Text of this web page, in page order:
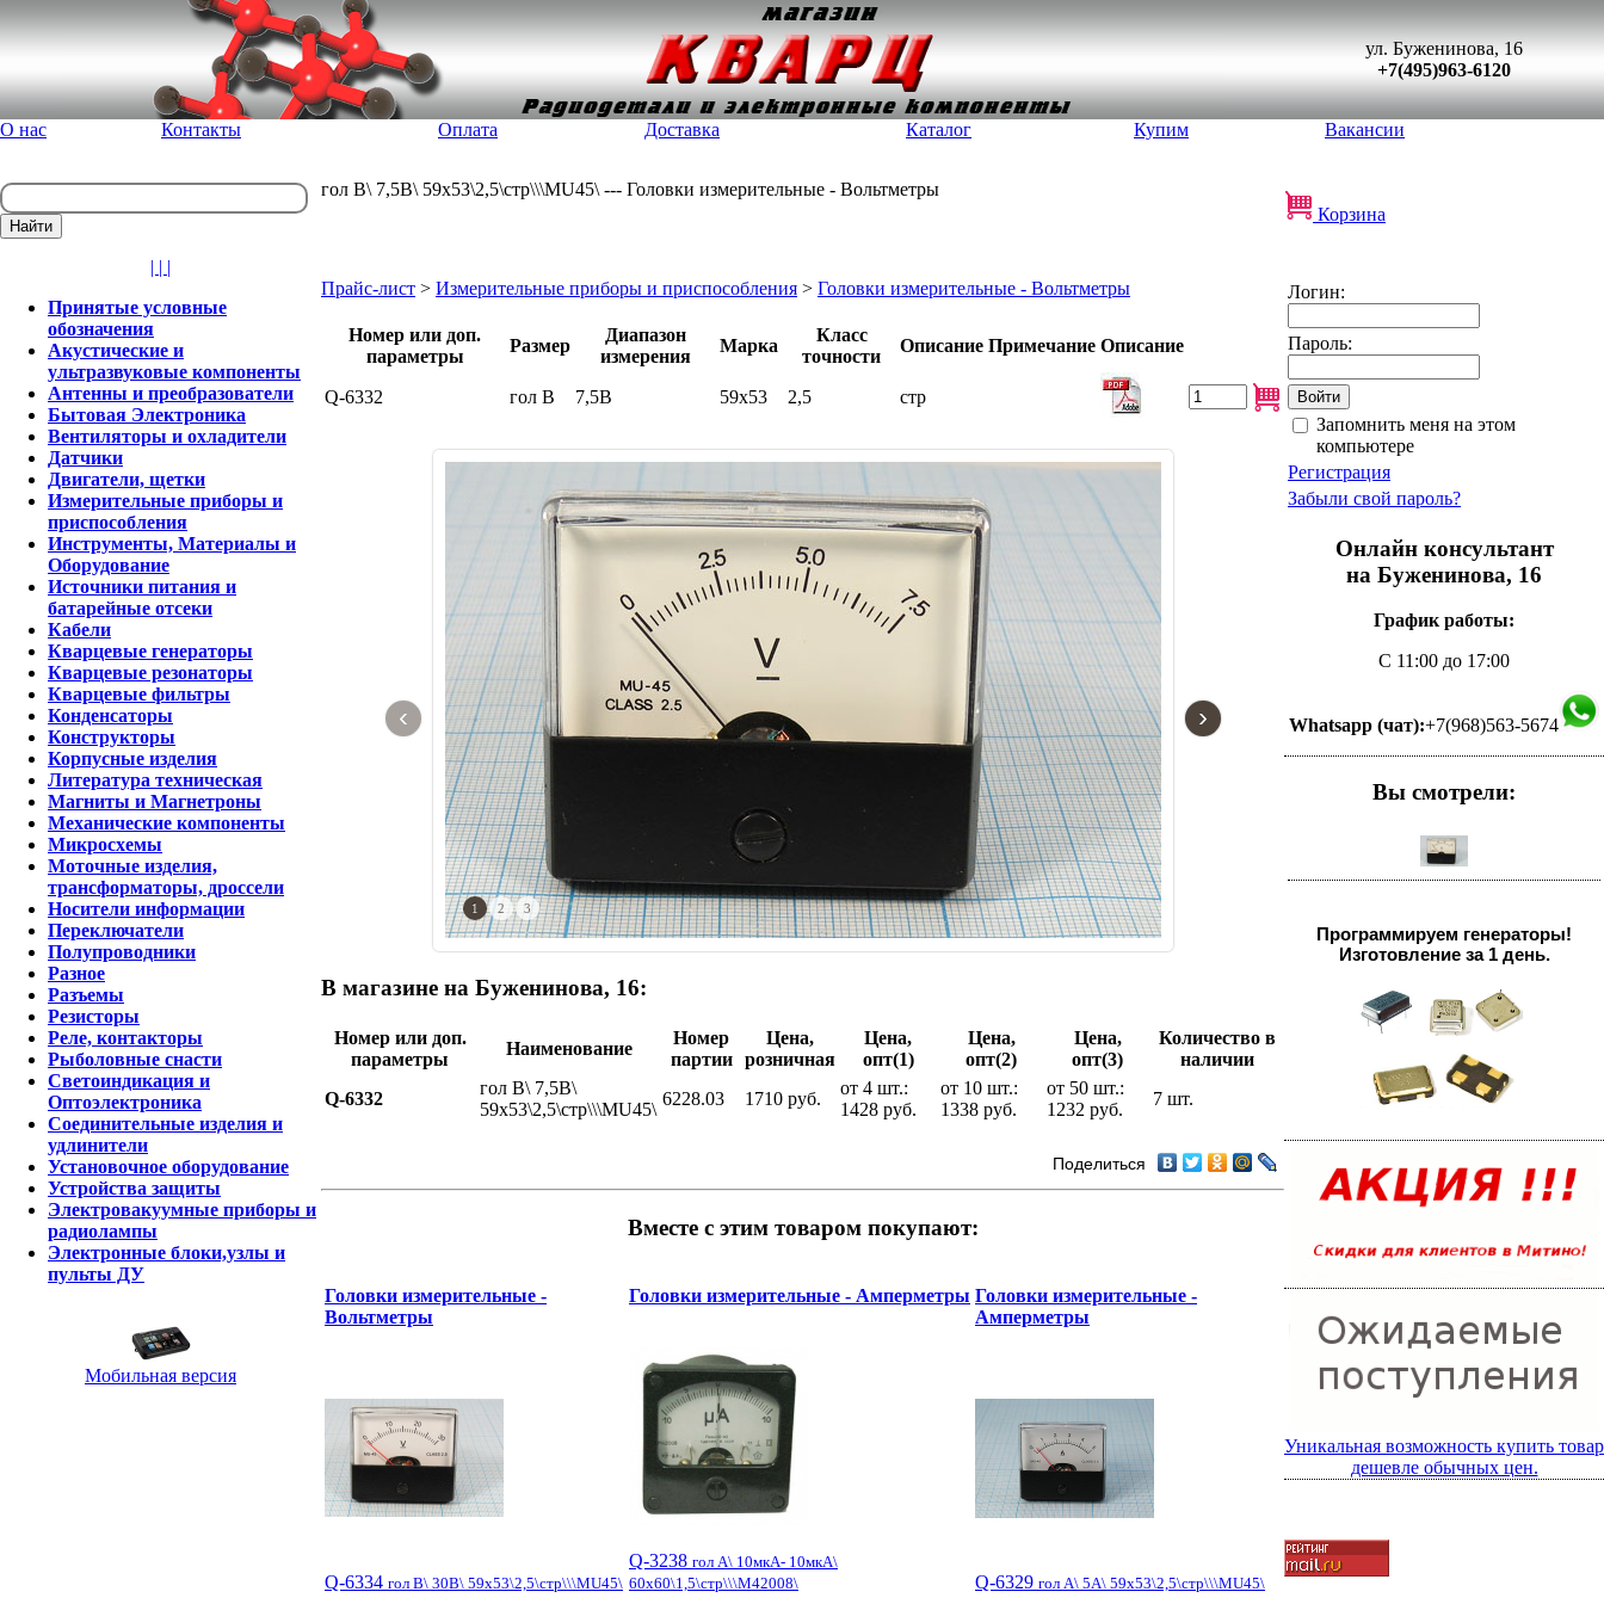
ул. Буженинова, 16
+7(495)963-6120
О нас Контакты Оплата Доставка Каталог Купим Вакансии
гол В\ 7,5В\ 59x53\2,5\стр\\\MU45\ --- Головки измерительные - Вольтметры
Корзина
| | |
Принятые условные
обозначения
Акустические и
ультразвуковые компоненты
Антенны и преобразователи
Бытовая Электроника
Вентиляторы и охладители
Датчики
Двигатели, щетки
Измерительные приборы и
приспособления
Инструменты, Материалы и
Оборудование
Источники питания и
батарейные отсеки
Кабели
Кварцевые генераторы
Кварцевые резонаторы
Кварцевые фильтры
Конденсаторы
Конструкторы
Корпусные изделия
Литература техническая
Магниты и Магнетроны
Механические компоненты
Микросхемы
Моточные изделия,
трансформаторы, дроссели
Носители информации
Переключатели
Полупроводники
Разное
Разъемы
Резисторы
Реле, контакторы
Рыболовные снасти
Светоиндикация и
Оптоэлектроника
Соединительные изделия и
удлинители
Установочное оборудование
Устройства защиты
Электровакуумные приборы и
радиолампы
Электронные блоки,узлы и
пульты ДУ
Мобильная версия
Прайс-лист > Измерительные приборы и приспособления > Головки измерительные - Вольтметры
Номер или доп.
параметры
Размер
Диапазон
измерения
Марка
Класс
точности
Описание Примечание Описание
Q-6332 гол В 7,5В 59x53 2,5 стр
‹ ›
1 2 3
В магазине на Буженинова, 16:
Номер или доп.
параметры
Наименование
Номер
партии
Цена,
розничная
Цена,
опт(1)
Цена,
опт(2)
Цена,
опт(3)
Количество в
наличии
Q-6332
гол В\ 7,5В\
59x53\2,5\стр\\\MU45\
6228.03 1710 руб.
от 4 шт.:
1428 руб.
от 10 шт.:
1338 руб.
от 50 шт.:
1232 руб.
7 шт.
Поделиться
Вместе с этим товаром покупают:
Головки измерительные -
Вольтметры
Q-6334 гол В\ 30В\ 59x53\2,5\стр\\\MU45\
Головки измерительные - Амперметры
Q-3238 гол А\ 10мкА- 10мкА\
60x60\1,5\стр\\\М42008\
Головки измерительные -
Амперметры
Q-6329 гол А\ 5А\ 59x53\2,5\стр\\\MU45\
Логин:
Пароль:
Запомнить меня на этом
компьютере
Регистрация
Забыли свой пароль?
Онлайн консультант
на Буженинова, 16
График работы:
С 11:00 до 17:00
Whatsapp (чат):+7(968)563-5674
Вы смотрели:
Программируем генераторы!
Изготовление за 1 день.
Уникальная возможность купить товар
дешевле обычных цен.